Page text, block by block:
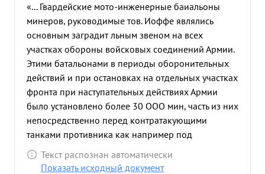
«... Гвардейские мото-инженерные баиальоны
минеров, руководимые тов. Иоффе являлись
основным заградит льным звеном на всех
участках обороны войсковых соединений Армии.
Этими батальонами в периоды оборонительных
действий и при остановках на отдельных участках
фронта при наступательных действиях Армии
было установлено более 30 ООО мин, часть из них
непосредственно перед контратакующими
танками противника как например под
СТАНИСЛАВОВ ОКУНЕВ и др. такие действия
минеров во многих местах срывали контратаки
Текст распознан автоматически
Показать исходный документ